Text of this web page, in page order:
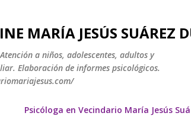
MARÍA JESÚS SUÁREZ
a niños, adolescentes, adultos y
Elaboración de informes psicológicos.
Psicóloga en Vecindario María Jesús